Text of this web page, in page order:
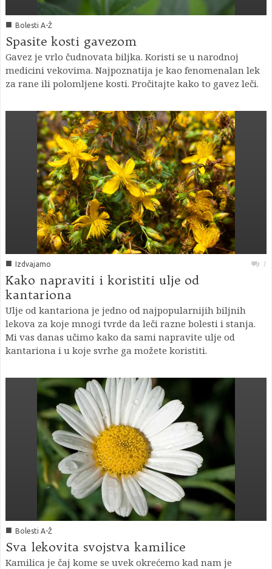
■ Bolesti A-Ž
Spasite kosti gavezom
Gavez je vrlo čudnovata biljka. Koristi se u narodnoj
medicini vekovima. Najpoznatija je kao fenomenalan lek
za rane ili polomljene kosti. Pročitajte kako to gavez leči.
■ Izdvajamo 1
Kako napraviti i koristiti ulje od
kantariona
Ulje od kantariona je jedno od najpopularnijih biljnih
lekova za koje mnogi tvrde da leči razne bolesti i stanja.
Mi vas danas učimo kako da sami napravite ulje od
kantariona i u koje svrhe ga možete koristiti.
■ Bolesti A-Ž
Sva lekovita svojstva kamilice
Kamilica je čaj kome se uvek okrećemo kad nam je